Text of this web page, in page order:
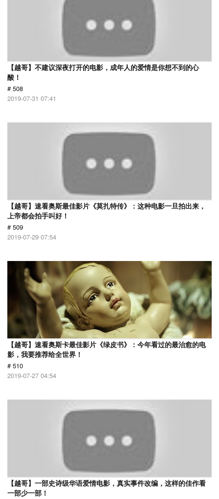
【越哥】不建议深夜打开的电影，成年人的爱情是你想不到的心
酸！
# 508
2019-07-31 07:41
【越哥】速看奥斯最佳影片《莫扎特传》：这种电影一旦拍出来，
上帝都会拍手叫好！
# 509
2019-07-29 07:54
【越哥】速看奥斯卡最佳影片《绿皮书》：今年看过的最治愈的电
影，我要推荐给全世界！
# 510
2019-07-27 04:54
【越哥】一部史诗级华语爱情电影，真实事件改编，这样的佳作看
一部少一部！